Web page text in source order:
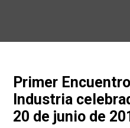
Primer
Industria
20 de junio de